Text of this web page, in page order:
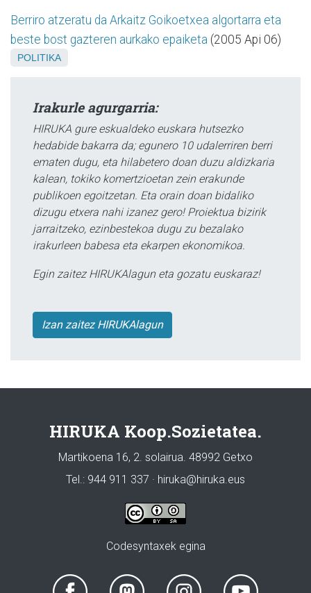
Berriro atzeratu da Arkaitz Goikoetxea algortarra eta
beste bost gazteren aurkako epaiketa (2005 Api 06)
POLITIKA
Irakurle agurgarria:
HIRUKA gure eskualdeko euskara hutsezko
hedabide bakarra da; egunero 10 udalerriren berri
ematen dugu, eta hilabetero doan duzu aldizkaria
kalean, tokiko komertzioetan zein erakunde
publikoen egoitzetan. Eta orain doan bidaliko
dizugu etxera nahi izanez gero! Proiektua bizirik
jarraitzeko, ezinbestekoa dugu zu bezalako
irakurleen babesa eta ekarpen ekonomikoa.
Egin zaitez HIRUKAlagun eta gozatu euskaraz!
Izan zaitez HIRUKAlagun
HIRUKA Koop.Sozietatea.
Martikoena 16, 2. solairua. 48992 Getxo
Tel.: 944 911 337 · hiruka@hiruka.eus
Codesyntaxek egina